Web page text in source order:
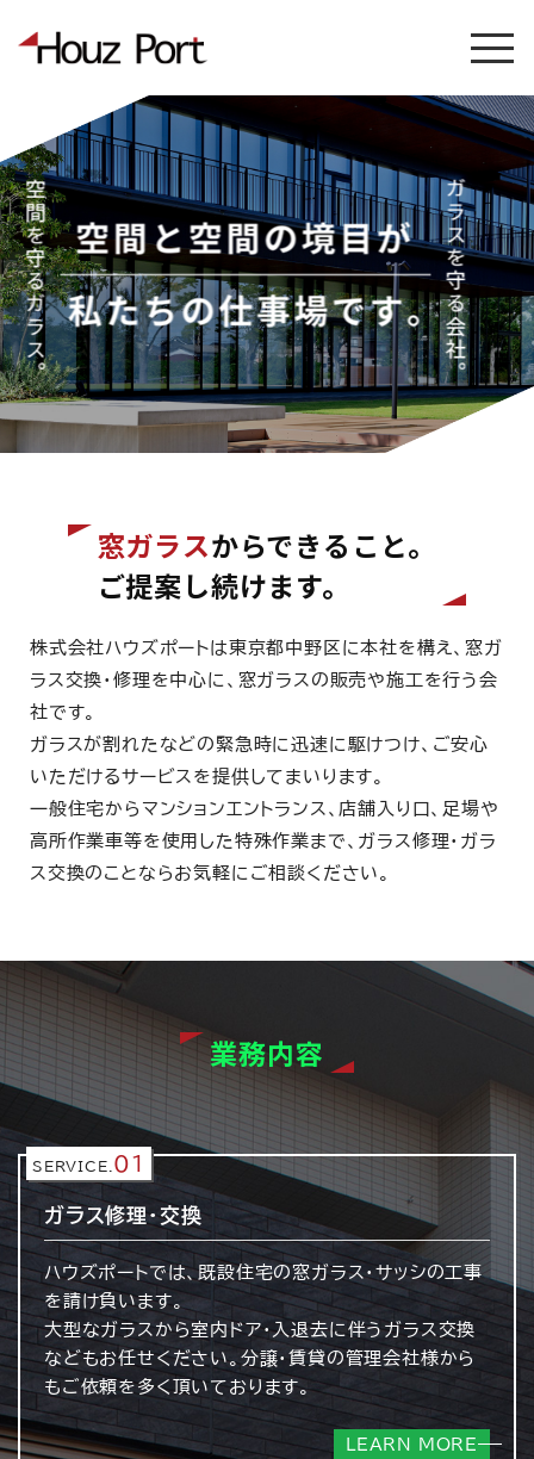
窓ガラスからできること。
ご提案し続けます。
株式会社ハウズポートは東京都中野区に本社を構え、窓ガ
ラス交換・修理を中心に、窓ガラスの販売や施工を行う会
社です。
ガラスが割れたなどの緊急時に迅速に駆けつけ、ご安心
いただけるサービスを提供してまいります。
一般住宅からマンションエントランス、店舗入り口、足場や
高所作業車等を使用した特殊作業まで、ガラス修理・ガラ
ス交換のことならお気軽にご相談ください。
業務内容
SERVICE. 01
ガラス修理・交換
ハウズポートでは、既設住宅の窓ガラス・サッシの工事
を請け負います。
大型なガラスから室内ドア・入退去に伴うガラス交換
などもお任せください。分譲・賃貸の管理会社様から
もご依頼を多く頂いております。
LEARN MORE